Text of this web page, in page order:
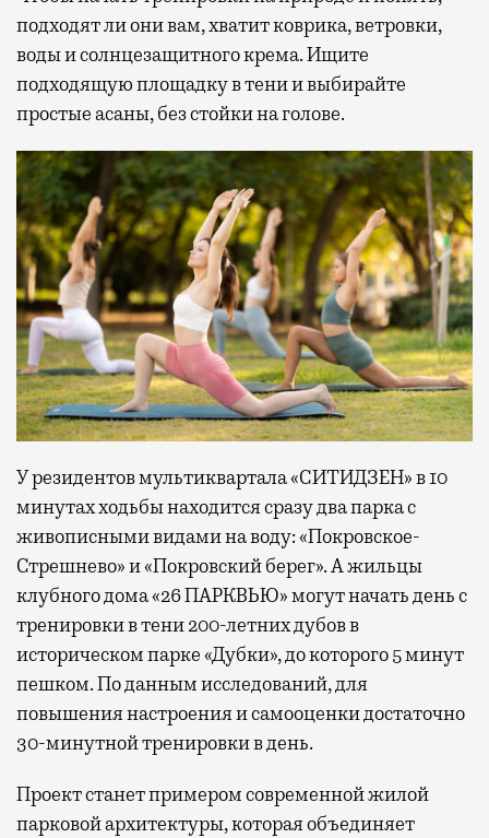
подходят ли они вам, хватит коврика, ветровки,
воды и солнцезащитного крема. Ищите
подходящую площадку в тени и выбирайте
простые асаны, без стойки на голове.
У резидентов мультиквартала «СИТИДЗЕН» в 10
минутах ходьбы находится сразу два парка с
живописными видами на воду: «Покровское-
Стрешнево» и «Покровский берег». А жильцы
клубного дома «26 ПАРКВЬЮ» могут начать день с
тренировки в тени 200-летних дубов в
историческом парке «Дубки», до которого 5 минут
пешком. По данным исследований, для
повышения настроения и самооценки достаточно
30-минутной тренировки в день.
Проект станет примером современной жилой
парковой архитектуры, которая объединяет